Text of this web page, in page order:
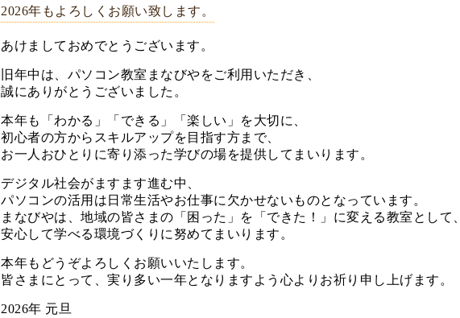
2026年もよろしくお願い致します。
あけましておめでとうございます。
旧年中は、パソコン教室まなびやをご利用いただき、
誠にありがとうございました。
本年も「わかる」「できる」「楽しい」を大切に、
初心者の方からスキルアップを目指す方まで、
お一人おひとりに寄り添った学びの場を提供してまいります。
デジタル社会がますます進む中、
パソコンの活用は日常生活やお仕事に欠かせないものとなっています。
まなびやは、地域の皆さまの「困った」を「できた！」に変える教室として、
安心して学べる環境づくりに努めてまいります。
本年もどうぞよろしくお願いいたします。
皆さまにとって、実り多い一年となりますよう心よりお祈り申し上げます。
2026年 元旦